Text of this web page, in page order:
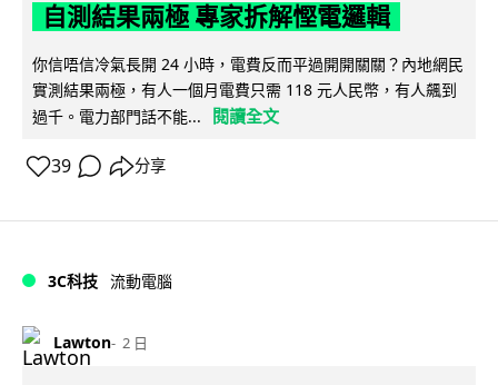
自測結果兩極 專家拆解慳電邏輯
你信唔信冷氣長開 24 小時，電費反而平過開開關關？內地網民
實測結果兩極，有人一個月電費只需 118 元人民幣，有人飆到
過千。電力部門話不能...
閱讀全文
39 分享
3C科技 流動電腦
Lawton 2 日